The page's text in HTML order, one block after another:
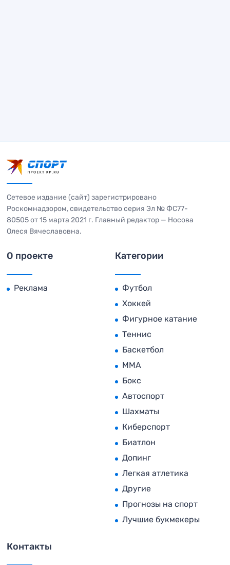
Сетевое издание (сайт) зарегистрировано
Роскомнадзором, свидетельство серия Эл № ФС77-
80505 от 15 марта 2021 г. Главный редактор — Носова
Олеся Вячеславовна.
О проекте
Реклама
Категории
Футбол
Хоккей
Фигурное катание
Теннис
Баскетбол
MMA
Бокс
Автоспорт
Шахматы
Киберспорт
Биатлон
Допинг
Легкая атлетика
Другие
Прогнозы на спорт
Лучшие букмекеры
Контакты